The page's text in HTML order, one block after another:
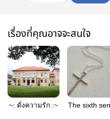
เรื่องที่คุณอาจจะสนใจ
~: ดั่งความรัก :~
The sixth